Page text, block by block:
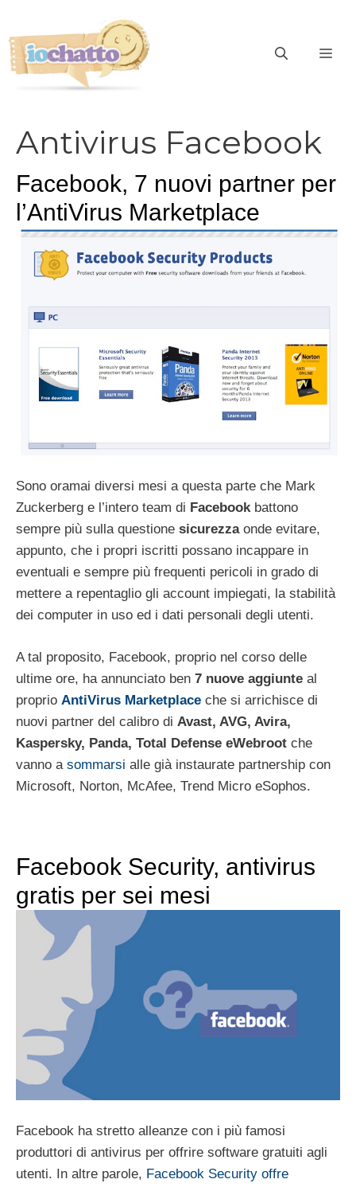
contenuto
Antivirus Facebook
Facebook, 7 nuovi partner per
l’AntiVirus Marketplace
Sono oramai diversi mesi a questa parte che Mark
Zuckerberg e l’intero team di Facebookbattono
sempre più sulla questione sicurezzaonde evitare,
appunto, che i propri iscritti possano incappare in
eventuali e sempre più frequenti pericoli in grado di
mettere a repentaglio gli account impiegati, la stabilità
dei computer in uso ed i dati personali degli utenti.
A tal proposito, Facebook, proprio nel corso delle
ultime ore, ha annunciato ben 7 nuove aggiunte al
proprio AntiVirus Marketplace che si arrichisce di
nuovi partner del calibro di Avast, AVG, Avira,
Kaspersky, Panda, Total Defense eWebroot che
vanno a sommarsi alle già instaurate partnership con
Microsoft, Norton, McAfee, Trend Micro eSophos.
Facebook Security, antivirus
gratis per sei mesi
Facebook ha stretto alleanze con i più famosi
produttori di antivirus per offrire software gratuiti agli
utenti. In altre parole, Facebook Security offre